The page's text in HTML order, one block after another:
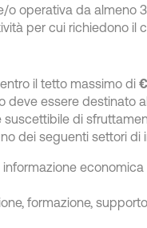
o operativa da almeno
per cui richiedono il
il tetto massimo di €
essere destinato
suscettibile di
dei seguenti settori di
economica
formazione,